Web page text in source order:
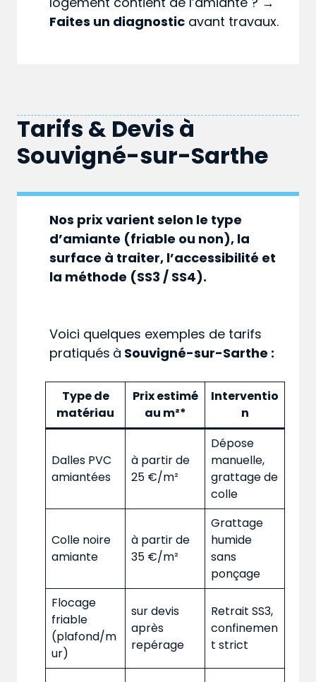
Faites un diagnostic avant travaux.
Tarifs & Devis à
Souvigné-sur-Sarthe
Nos prix varient selon le type
d’amiante (friable ou non), la
surface à traiter, l’accessibilité et
la méthode (SS3 / SS4).
Voici quelques exemples de tarifs
pratiqués à Souvigné-sur-Sarthe :
Type de
matériau
Prix estimé
au m²*
Interventio
n
Dalles PVC
amiantées
à partir de
25 €/m²
Dépose
manuelle,
grattage de
colle
Colle noire
amiante
à partir de
35 €/m²
Grattage
humide
sans
ponçage
Flocage
friable
(plafond/m
ur)
sur devis
après
repérage
Retrait SS3,
confinemen
t strict